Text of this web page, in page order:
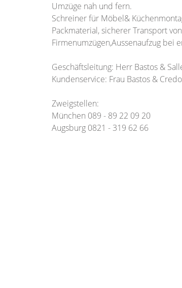
Umzüge nah und fern.
Schreiner für Möbel&
Packmaterial, sicherer Transport
Firmenumzügen,Aussenaufzug bei
Geschäftsleitung: Herr Bastos &
Kundenservice: Frau Bastos &
Zweigstellen:
München 089 - 89 22 09 20
Augsburg 0821 - 319 62 66